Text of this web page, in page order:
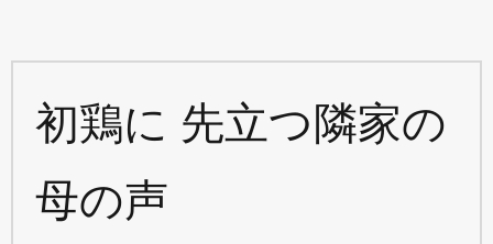
初鶏に 先立つ隣家の
母の声